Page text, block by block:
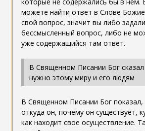
можете найти ответ в Слове
свой вопрос, значит вы либо задали
бессмысленный вопрос, либо не
уже содержащийся там ответ.
В Священном Писании Бог
нужно этому миру и его людям
В Священном Писании Бог
откуда он, почему он существует,
как находит свое осуществление.